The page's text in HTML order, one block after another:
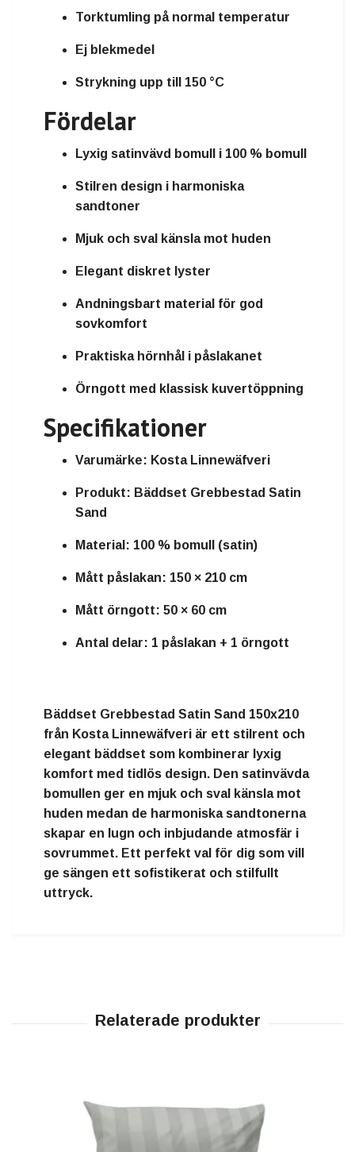
Torktumling på normal temperatur
Ej blekmedel
Strykning upp till 150 °C
Fördelar
Lyxig satinvävd bomull i 100 % bomull
Stilren design i harmoniska
sandtoner
Mjuk och sval känsla mot huden
Elegant diskret lyster
Andningsbart material för god
sovkomfort
Praktiska hörnhål i påslakanet
Örngott med klassisk kuvertöppning
Specifikationer
Varumärke: Kosta Linnewäfveri
Produkt: Bäddset Grebbestad Satin
Sand
Material: 100 % bomull (satin)
Mått påslakan: 150 × 210 cm
Mått örngott: 50 × 60 cm
Antal delar: 1 påslakan + 1 örngott
Bäddset Grebbestad Satin Sand 150x210
från Kosta Linnewäfveri är ett stilrent och
elegant bäddset som kombinerar lyxig
komfort med tidlös design. Den satinvävda
bomullen ger en mjuk och sval känsla mot
huden medan de harmoniska sandtonerna
skapar en lugn och inbjudande atmosfär i
sovrummet. Ett perfekt val för dig som vill
ge sängen ett sofistikerat och stilfullt
uttryck.